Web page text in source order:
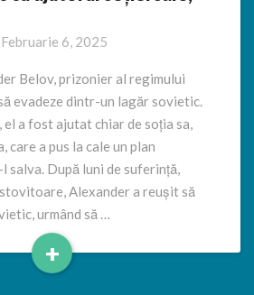
Februarie 6, 2025
Belov, prizonier al regimului
evadeze dintr-un lagăr sovietic.
a fost ajutat chiar de soția sa,
care a pus la cale un plan
salva. După luni de suferință,
Alexander a reușit să
urmând să …
+
Read